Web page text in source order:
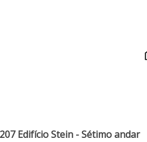
Edifício Stein - Sétimo andar